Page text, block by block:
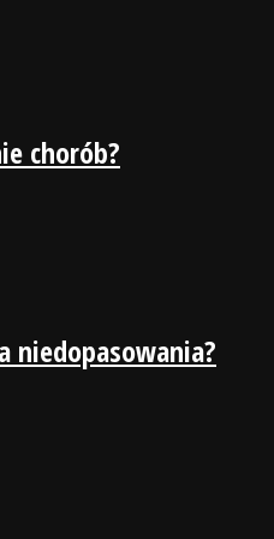
chorób?
niedopasowania?